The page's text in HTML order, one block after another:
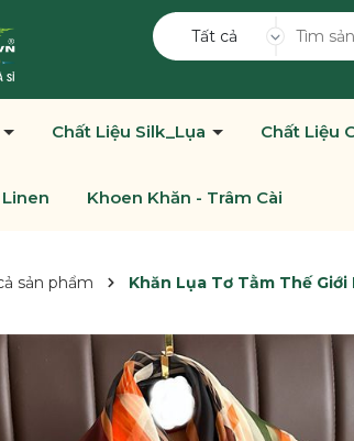
Tất cả
Chất Liệu Silk_Lụa Chất Liệu
Khoen Khăn - Trâm Cài
sản phẩm Khăn Lụa Tơ Tằm Thế Giới